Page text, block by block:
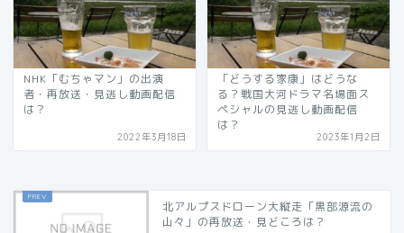
NHK「むちゃマン」の出演
者・再放送・見逃し動画配信
は？
2022年3月18日
「どうする家康」はどうな
る？戦国大河ドラマ名場面ス
ペシャルの見逃し動画配信
は？
2023年1月2日
北アルプスドローン大縦走「黒部源流の
山々」の再放送・見どころは？